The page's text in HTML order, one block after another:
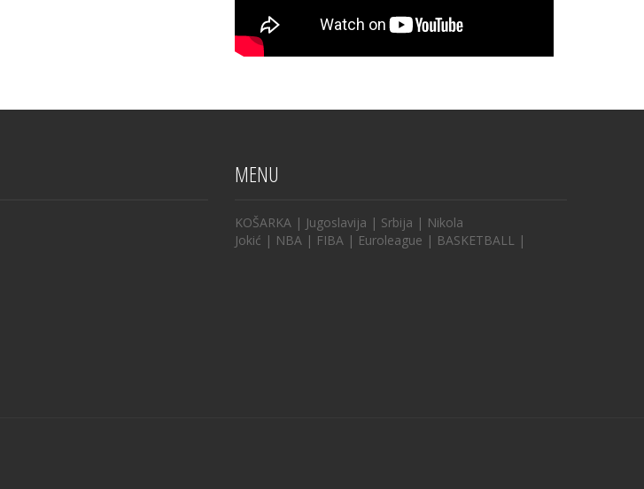
MENU
KOŠARKA | Jugoslavija | Srbija | Nikola
Jokić | NBA | FIBA | Euroleague | BASKETBALL |